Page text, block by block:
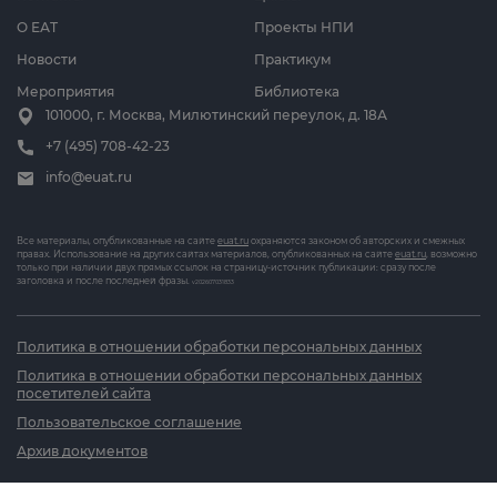
О ЕАТ
Новости
Мероприятия
Проекты НПИ
Практикум
Библиотека
101000, г. Москва, Милютинский переулок, д. 18А
+7 (495) 708-42-23
info@euat.ru
Все материалы, опубликованные на сайте euat.ru охраняются законом об авторских и смежных
правах. Использование на других сайтах материалов, опубликованных на сайте euat.ru, возможно
только при наличии двух прямых ссылок на страницу-источник публикации: сразу после
заголовка и после последней фразы. v202607031833
Политика в отношении обработки персональных данных
Политика в отношении обработки персональных данных
посетителей сайта
Пользовательское соглашение
Архив документов